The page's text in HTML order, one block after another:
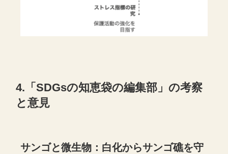
4.「SDGsの知恵袋の編集部」の考察
と意見
サンゴと微生物：白化からサンゴ礁を守